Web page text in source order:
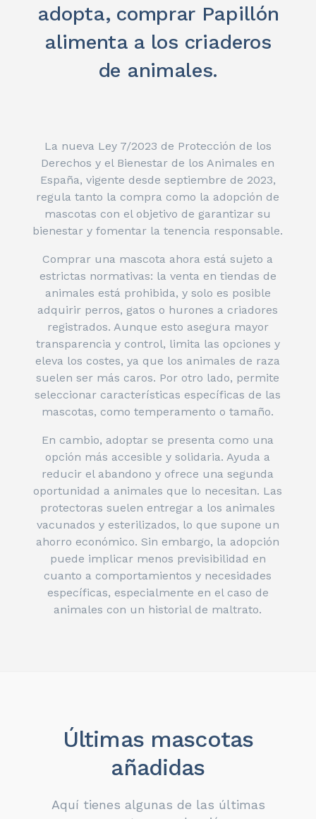
adopta, comprar Papillón
alimenta a los criaderos
de animales.
La nueva Ley 7/2023 de Protección de los
Derechos y el Bienestar de los Animales en
España, vigente desde septiembre de 2023,
regula tanto la compra como la adopción de
mascotas con el objetivo de garantizar su
bienestar y fomentar la tenencia responsable.
Comprar una mascota ahora está sujeto a
estrictas normativas: la venta en tiendas de
animales está prohibida, y solo es posible
adquirir perros, gatos o hurones a criadores
registrados. Aunque esto asegura mayor
transparencia y control, limita las opciones y
eleva los costes, ya que los animales de raza
suelen ser más caros. Por otro lado, permite
seleccionar características específicas de las
mascotas, como temperamento o tamaño.
En cambio, adoptar se presenta como una
opción más accesible y solidaria. Ayuda a
reducir el abandono y ofrece una segunda
oportunidad a animales que lo necesitan. Las
protectoras suelen entregar a los animales
vacunados y esterilizados, lo que supone un
ahorro económico. Sin embargo, la adopción
puede implicar menos previsibilidad en
cuanto a comportamientos y necesidades
específicas, especialmente en el caso de
animales con un historial de maltrato.
Últimas mascotas
añadidas
Aquí tienes algunas de las últimas